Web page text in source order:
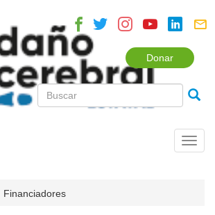
Donar
Financiadores